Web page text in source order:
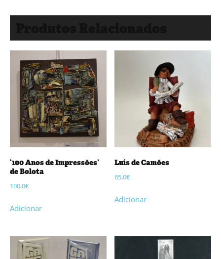
‘100 Anos de Impressões’
de Bolota
100,0€
Adicionar
Luís de Camões
65,0€
Adicionar